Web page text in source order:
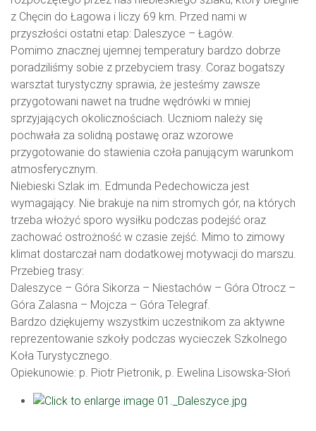
z Chęcin do Łagowa i liczy 69 km. Przed nami w
przyszłości ostatni etap: Daleszyce – Łagów.
Pomimo znacznej ujemnej temperatury bardzo dobrze
poradziliśmy sobie z przebyciem trasy. Coraz bogatszy
warsztat turystyczny sprawia, że jesteśmy zawsze
przygotowani nawet na trudne wędrówki w mniej
sprzyjających okolicznościach. Uczniom należy się
pochwała za solidną postawę oraz wzorowe
przygotowanie do stawienia czoła panującym warunkom
atmosferycznym.
Niebieski Szlak im. Edmunda Pedechowicza jest
wymagający. Nie brakuje na nim stromych gór, na których
trzeba włożyć sporo wysiłku podczas podejść oraz
zachować ostrożność w czasie zejść. Mimo to zimowy
klimat dostarczał nam dodatkowej motywacji do marszu.
Przebieg trasy:
Daleszyce – Góra Sikorza – Niestachów – Góra Otrocz –
Góra Zalasna – Mojcza – Góra Telegraf.
Bardzo dziękujemy wszystkim uczestnikom za aktywne
reprezentowanie szkoły podczas wycieczek Szkolnego
Koła Turystycznego.
Opiekunowie: p. Piotr Pietronik, p. Ewelina Lisowska-Słoń